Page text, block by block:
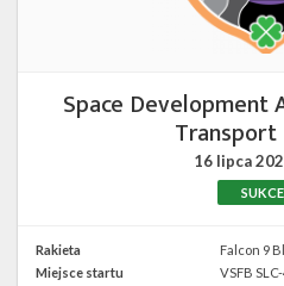
Space Development
Transport
16 lipca
Rakieta
Falcon 9
Miejsce startu
VSFB